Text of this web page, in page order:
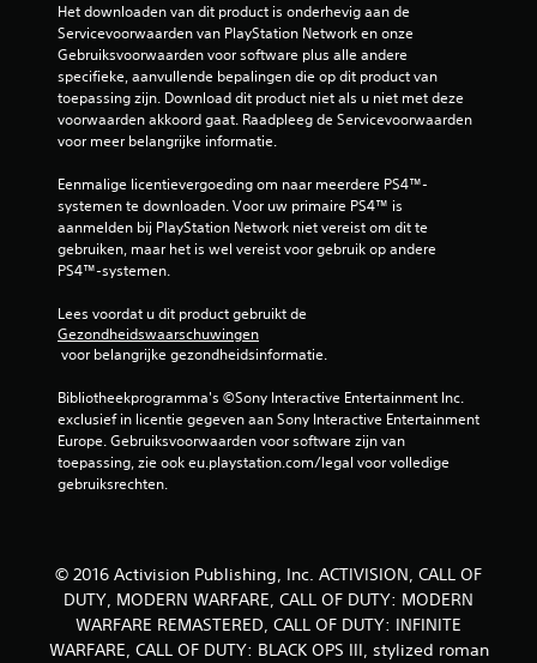
Het downloaden van dit product is onderhevig aan de
Servicevoorwaarden van PlayStation Network en onze
Gebruiksvoorwaarden voor software plus alle andere
specifieke, aanvullende bepalingen die op dit product van
toepassing zijn. Download dit product niet als u niet met deze
voorwaarden akkoord gaat. Raadpleeg de Servicevoorwaarden
voor meer belangrijke informatie.
Eenmalige licentievergoeding om naar meerdere PS4™-
systemen te downloaden. Voor uw primaire PS4™ is
aanmelden bij PlayStation Network niet vereist om dit te
gebruiken, maar het is wel vereist voor gebruik op andere
PS4™-systemen.
Lees voordat u dit product gebruikt de
Gezondheidswaarschuwingen
voor belangrijke gezondheidsinformatie.
Bibliotheekprogramma's ©Sony Interactive Entertainment Inc.
exclusief in licentie gegeven aan Sony Interactive Entertainment
Europe. Gebruiksvoorwaarden voor software zijn van
toepassing, zie ook eu.playstation.com/legal voor volledige
gebruiksrechten.
© 2016 Activision Publishing, Inc. ACTIVISION, CALL OF
DUTY, MODERN WARFARE, CALL OF DUTY: MODERN
WARFARE REMASTERED, CALL OF DUTY: INFINITE
WARFARE, CALL OF DUTY: BLACK OPS III, stylized roman